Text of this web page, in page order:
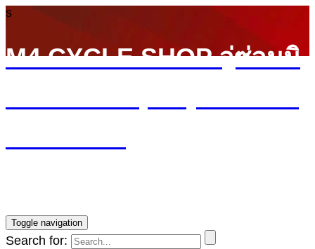
s
M4 CYCLE SHOP อู่ซ่อมมิ
Toggle navigation
Search for: